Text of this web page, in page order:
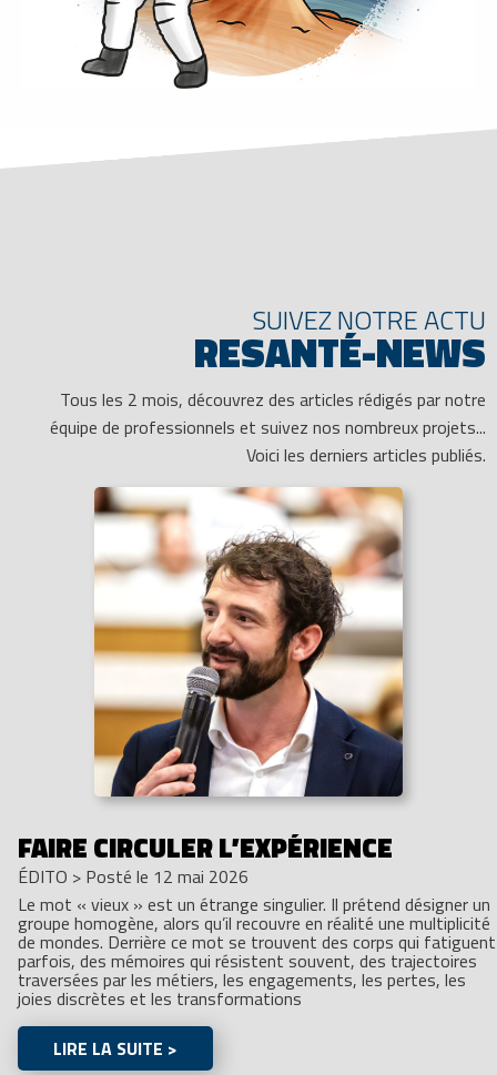
SUIVEZ NOTRE ACTU
RESANTÉ-NEWS
Tous les 2 mois, découvrez des articles rédigés par notre
équipe de professionnels et suivez nos nombreux projets...
Voici les derniers articles publiés.
FAIRE CIRCULER L’EXPÉRIENCE
ÉDITO > Posté le 12 mai 2026
Le mot « vieux » est un étrange singulier. Il prétend désigner un
groupe homogène, alors qu’il recouvre en réalité une multiplicité
de mondes. Derrière ce mot se trouvent des corps qui fatiguent
parfois, des mémoires qui résistent souvent, des trajectoires
traversées par les métiers, les engagements, les pertes, les
joies discrètes et les transformations
LIRE LA SUITE >